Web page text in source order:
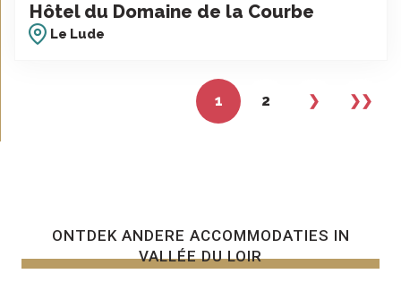
Hôtel du Domaine de la Courbe
Le Lude
1 2 ❯ ❯❯
ONTDEK ANDERE ACCOMMODATIES IN
VALLÉE DU LOIR